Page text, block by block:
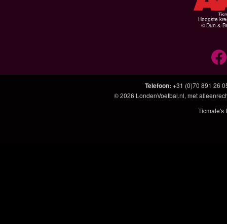
Hoogste
© Dun &
Telefoon: +31 (0)70 891 26
© 2026 LondenVoetbal.nl, met
Ticmate's